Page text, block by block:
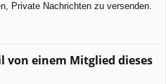
Private Nachrichten zu versenden.
von einem Mitglied dieses